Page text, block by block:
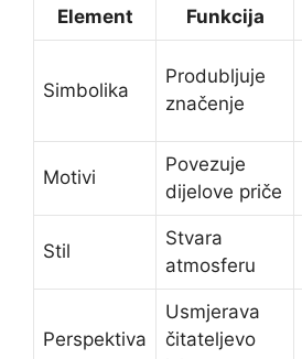
Element Funkcija
Simbolika
Produbljuje
značenje
Motivi
Povezuje
dijelove priče
Stil
Stvara
atmosferu
Perspektiva
Usmjerava
čitateljevo